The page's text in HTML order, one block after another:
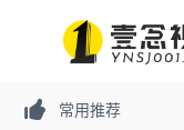
常用推荐